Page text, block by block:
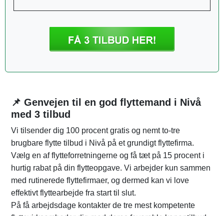
📌 Genvejen til en god flyttemand i Nivå
med 3 tilbud
Vi tilsender dig 100 procent gratis og nemt to-tre
brugbare flytte tilbud i Nivå på et grundigt flyttefirma.
Vælg en af flytteforretningerne og få tæt på 15 procent i
hurtig rabat på din flytteopgave. Vi arbejder kun sammen
med rutinerede flyttefirmaer, og dermed kan vi love
effektivt flyttearbejde fra start til slut.
På få arbejdsdage kontakter de tre mest kompetente